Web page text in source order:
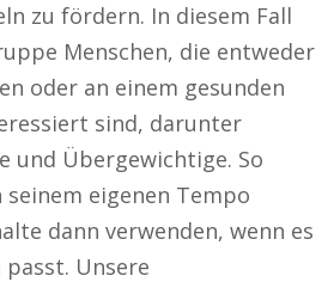
zu fördern. In diesem Fall
Menschen, die entweder
oder an einem gesunden
sind, darunter
und Übergewichtige. So
seinem eigenen Tempo
dann verwenden, wenn es
Unsere